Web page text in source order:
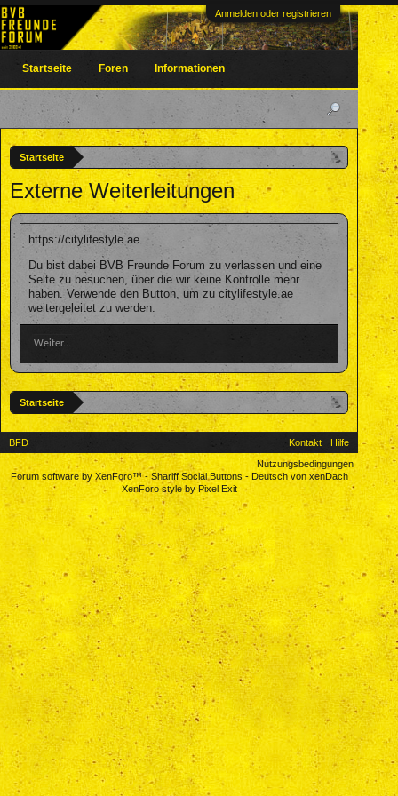
Anmelden oder registrieren
Startseite
Externe Weiterleitungen
https://citylifestyle.ae
Du bist dabei BVB Freunde Forum zu verlassen und eine
Seite zu besuchen, über die wir keine Kontrolle mehr
haben. Verwende den Button, um zu citylifestyle.ae
weitergeleitet zu werden.
Weiter...
Startseite
Startseite Foren Informationen
BFD Kontakt
Hilfe
Nutzungsbedingungen
Forum software by XenForo™-Shariff Social Buttons- Deutsch von xenDach
XenForo style by Pixel Exit